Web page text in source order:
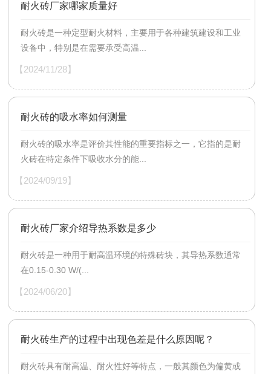
耐火砖厂家哪家质量好
耐火砖是一种定型耐火材料，主要用于各种建筑建设和工业
设备中，特别是在需要承受高温...
【2024/11/28】
耐火砖的吸水率如何测量
耐火砖的吸水率是评价其性能的重要指标之一，它指的是耐
火砖在特定条件下吸收水分的能...
【2024/09/19】
耐火砖厂家介绍导热系数是多少
耐火砖是一种用于耐高温环境的特殊砖块，其导热系数通常
在0.15-0.30 W/(...
【2024/06/20】
耐火砖生产的过程中出现色差是什么原因呢？
耐火砖具有耐高温、耐火性好等特点，一般其颜色为偏黄或